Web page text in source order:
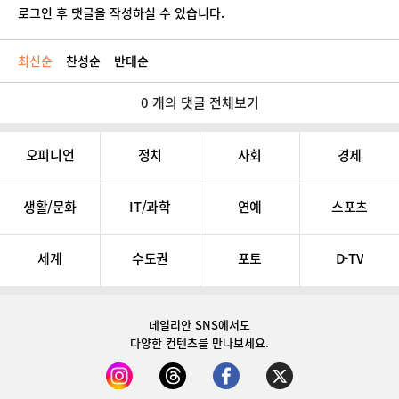
로그인 후 댓글을 작성하실 수 있습니다.
최신순 찬성순 반대순
0 개의 댓글 전체보기
오피니언 정치 사회 경제
생활/문화 IT/과학 연예 스포츠
세계 수도권 포토 D-TV
데일리안 SNS에서도
다양한 컨텐츠를 만나보세요.